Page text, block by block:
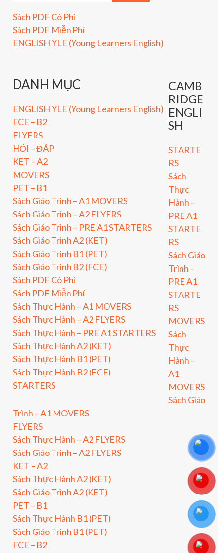
Sách PDF Có Phí
Sách PDF Miễn Phí
ENGLISH YLE (Young Learners English)
DANH MỤC
ENGLISH YLE (Young Learners English)
FCE – B2
FLYERS
HỎI – ĐÁP
KET – A2
MOVERS
PET – B1
Sách Giáo Trình – A1 MOVERS
Sách Giáo Trình – A2 FLYERS
Sách Giáo Trình – PRE A1 STARTERS
Sách Giáo Trình A2 (KET)
Sách Giáo Trình B1 (PET)
Sách Giáo Trình B2 (FCE)
Sách PDF Có Phí
Sách PDF Miễn Phí
Sách Thực Hành – A1 MOVERS
Sách Thực Hành – A2 FLYERS
Sách Thực Hành – PRE A1 STARTERS
Sách Thực Hành A2 (KET)
Sách Thực Hành B1 (PET)
Sách Thực Hành B2 (FCE)
STARTERS
CAMB
RIDGE
ENGLI
SH
STARTE
RS
Sách
Thực
Hành –
PRE A1
STARTE
RS
Sách Giáo
Trình –
PRE A1
STARTE
RS
MOVERS
Sách
Thực
Hành –
A1
MOVERS
Sách Giáo
Trình – A1 MOVERS
FLYERS
Sách Thực Hành – A2 FLYERS
Sách Giáo Trình – A2 FLYERS
KET – A2
Sách Thực Hành A2 (KET)
Sách Giáo Trình A2 (KET)
PET – B1
Sách Thực Hành B1 (PET)
Sách Giáo Trình B1 (PET)
FCE – B2